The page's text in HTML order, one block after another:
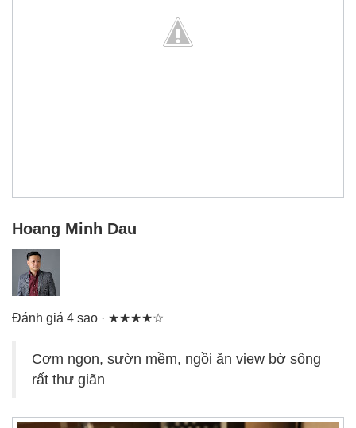
Hoang Minh Dau
Đánh giá 4 sao · ★★★★☆
Cơm ngon, sườn mềm, ngồi ăn view bờ sông
rất thư giãn